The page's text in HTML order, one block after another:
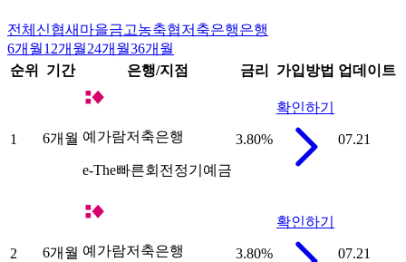
전체 신협새마을금고농축협저축은행은행
6개월12개월24개월36개월
순위
기간 은행/지점 금리 가입방법 업데이트
1 6개월 예가람저축은행
e-The빠른회전정기예금
3.80%
확인하기
07.21
2 6개월 예가람저축은행 3.80%
확인하기
07.21